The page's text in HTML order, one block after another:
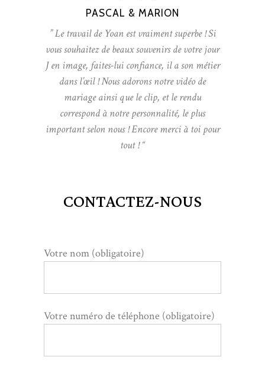
PASCAL & MARION
” Le travail de Yoan est vraiment superbe ! Si
vous souhaitez de beaux souvenirs de votre jour
J en image, faites-lui confiance, il a son métier
dans l’œil ! Nous adorons notre vidéo de
mariage ainsi que le clip, et le rendu
correspond à notre personnalité, le plus
important selon nous ! Encore merci à toi pour
tout ! “
CONTACTEZ-NOUS
Votre nom (obligatoire)
Votre numéro de téléphone (obligatoire)